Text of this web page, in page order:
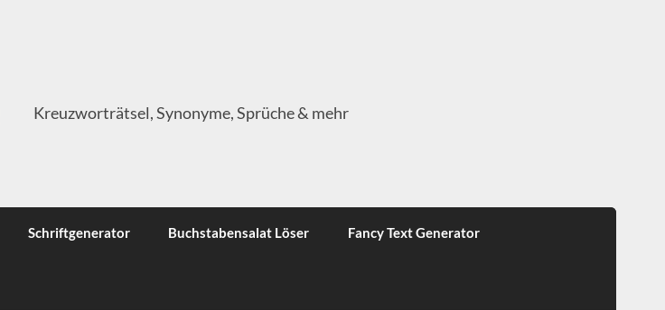
Kreuzworträtsel, Synonyme, Sprüche & mehr
Schriftgenerator Buchstabensalat Löser Fancy Text Generator